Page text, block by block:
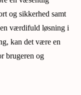
og sikkerhed samt
en værdifuld løsning i
kan det være en
brugeren og